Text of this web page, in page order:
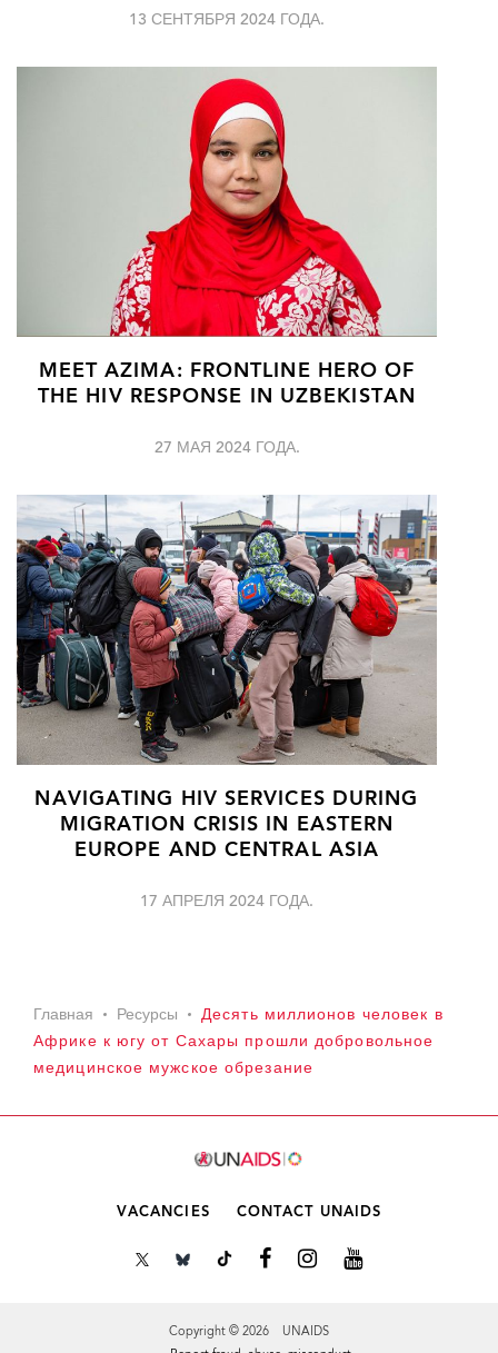
13 СЕНТЯБРЯ 2024 ГОДА.
MEET AZIMA: FRONTLINE HERO OF
THE HIV RESPONSE IN UZBEKISTAN
27 МАЯ 2024 ГОДА.
NAVIGATING HIV SERVICES DURING
MIGRATION CRISIS IN EASTERN
EUROPE AND CENTRAL ASIA
17 АПРЕЛЯ 2024 ГОДА.
Главная Ресурсы
Десять миллионов человек в
Африке к югу от Сахары прошли добровольное
медицинское мужское обрезание
VACANCIES CONTACT UNAIDS
Copyright © 2026 UNAIDS